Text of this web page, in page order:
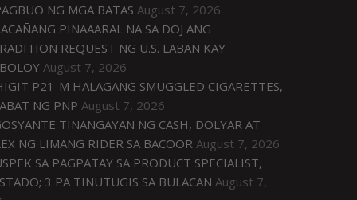
NG MGA BATAS August 7, 2026
PINAAARAL NA SA DOJ ANG
REQUEST NG U.S. LABAN KAY
August 7, 2026
P21-M HALAGANG SMUGGLED CIGARETTES,
NG PNP August 7, 2026
TINANGAYAN NG CASH, DOLYAR AT
NG LIMANG RIDER SA BACOOR August 7, 2026
SA PAGPATAY SA PRODUCT SPECIALIST,
3 PA TINUTUGIS SA BULACAN August 7,